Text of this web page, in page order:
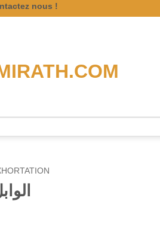
nous !